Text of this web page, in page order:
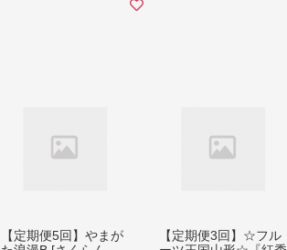
【定期便5回】やまが
【定期便3回】☆フル